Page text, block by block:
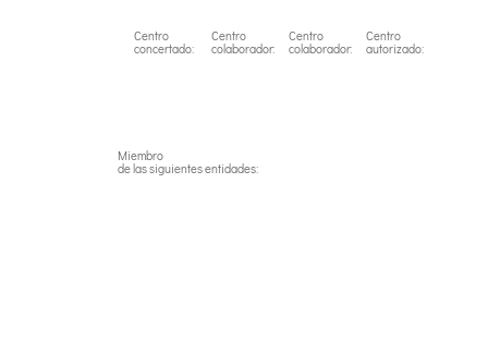
Centro
concertado:
Centro
colaborador:
Centro
colaborador:
Centro
autorizado:
Miembro
de las siguientes entidades: